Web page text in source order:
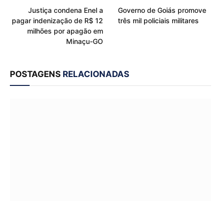
Justiça condena Enel a
pagar indenização de R$ 12
milhões por apagão em
Minaçu-GO
Governo de Goiás promove
três mil policiais militares
POSTAGENS RELACIONADAS